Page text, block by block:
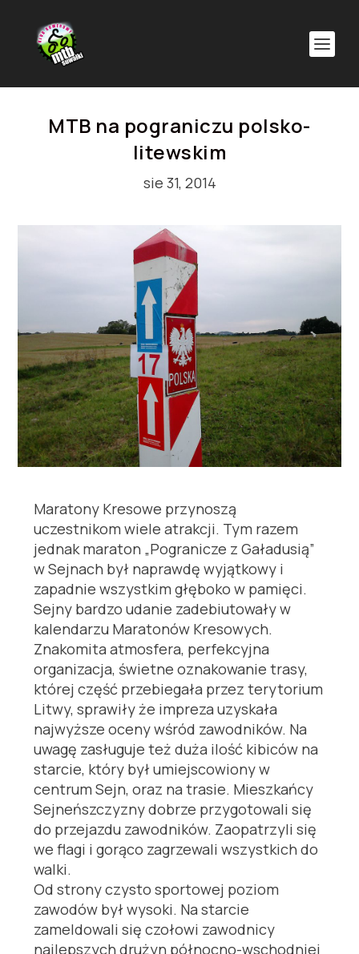
MTB na pograniczu polsko-
litewskim
sie 31, 2014
Maratony Kresowe przynoszą
uczestnikom wiele atrakcji. Tym razem
jednak maraton „Pogranicze z Gaładusią”
w Sejnach był naprawdę wyjątkowy i
zapadnie wszystkim głęboko w pamięci.
Sejny bardzo udanie zadebiutowały w
kalendarzu Maratonów Kresowych.
Znakomita atmosfera, perfekcyjna
organizacja, świetne oznakowanie trasy,
której część przebiegała przez terytorium
Litwy, sprawiły że impreza uzyskała
najwyższe oceny wśród zawodników. Na
uwagę zasługuje też duża ilość kibiców na
starcie, który był umiejscowiony w
centrum Sejn, oraz na trasie. Mieszkańcy
Sejneńszczyzny dobrze przygotowali się
do przejazdu zawodników. Zaopatrzyli się
we flagi i gorąco zagrzewali wszystkich do
walki.
Od strony czysto sportowej poziom
zawodów był wysoki. Na starcie
zameldowali się czołowi zawodnicy
najlepszych drużyn północno-wschodniej